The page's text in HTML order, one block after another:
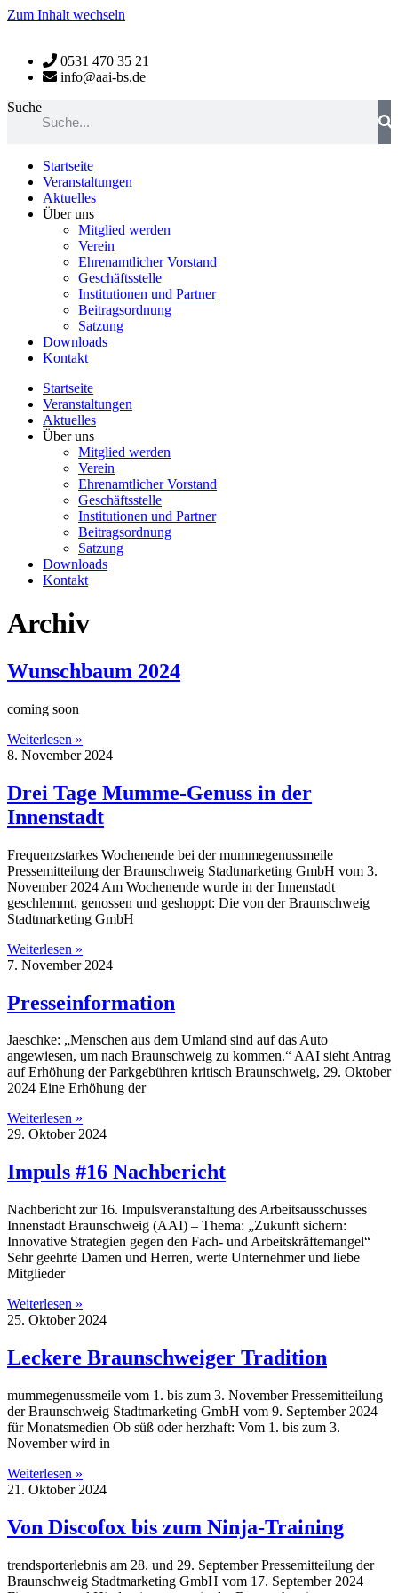
Zum Inhalt wechseln
0531 470 35 21
info@aai-bs.de
Suche
Startseite
Veranstaltungen
Aktuelles
Über uns
Mitglied werden
Verein
Ehrenamtlicher Vorstand
Geschäftsstelle
Institutionen und Partner
Beitragsordnung
Satzung
Downloads
Kontakt
Startseite
Veranstaltungen
Aktuelles
Über uns
Mitglied werden
Verein
Ehrenamtlicher Vorstand
Geschäftsstelle
Institutionen und Partner
Beitragsordnung
Satzung
Downloads
Kontakt
Archiv
Wunschbaum 2024
coming soon
Weiterlesen »
8. November 2024
Drei Tage Mumme-Genuss in der
Innenstadt
Frequenzstarkes Wochenende bei der mummegenussmeile
Pressemitteilung der Braunschweig Stadtmarketing GmbH vom 3.
November 2024 Am Wochenende wurde in der Innenstadt
geschlemmt, genossen und geshoppt: Die von der Braunschweig
Stadtmarketing GmbH
Weiterlesen »
7. November 2024
Presseinformation
Jaeschke: „Menschen aus dem Umland sind auf das Auto
angewiesen, um nach Braunschweig zu kommen.“ AAI sieht Antrag
auf Erhöhung der Parkgebühren kritisch Braunschweig, 29. Oktober
2024 Eine Erhöhung der
Weiterlesen »
29. Oktober 2024
Impuls #16 Nachbericht
Nachbericht zur 16. Impulsveranstaltung des Arbeitsausschusses
Innenstadt Braunschweig (AAI) – Thema: „Zukunft sichern:
Innovative Strategien gegen den Fach- und Arbeitskräftemangel“
Sehr geehrte Damen und Herren, werte Unternehmer und liebe
Mitglieder
Weiterlesen »
25. Oktober 2024
Leckere Braunschweiger Tradition
mummegenussmeile vom 1. bis zum 3. November Pressemitteilung
der Braunschweig Stadtmarketing GmbH vom 9. September 2024
für Monatsmedien Ob süß oder herzhaft: Vom 1. bis zum 3.
November wird in
Weiterlesen »
21. Oktober 2024
Von Discofox bis zum Ninja-Training
trendsporterlebnis am 28. und 29. September Pressemitteilung der
Braunschweig Stadtmarketing GmbH vom 17. September 2024